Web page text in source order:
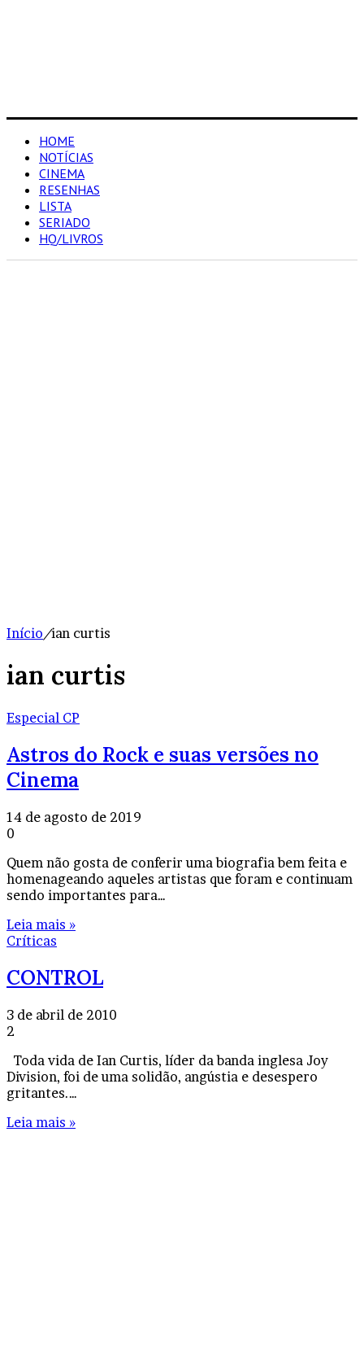
HOME
NOTÍCIAS
CINEMA
RESENHAS
LISTA
SERIADO
HQ/LIVROS
Início/ian curtis
ian curtis
Especial CP
Astros do Rock e suas versões no
Cinema
14 de agosto de 2019
0
Quem não gosta de conferir uma biografia bem feita e
homenageando aqueles artistas que foram e continuam
sendo importantes para…
Leia mais »
Críticas
CONTROL
3 de abril de 2010
2
Toda vida de Ian Curtis, líder da banda inglesa Joy
Division, foi de uma solidão, angústia e desespero
gritantes.…
Leia mais »